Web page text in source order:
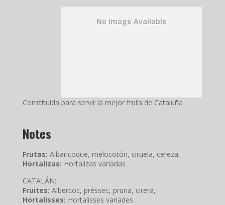
No Image Available
Constituida para servir la mejor fruta de Cataluña
Notes
Frutas: Albaricoque, melocotón, ciruela, cereza,
Hortalizas: Hortalizas variadas
CATALÁN:
Fruites: Albercoc, préssec, pruna, cirera,
Hortalisses: Hortalisses variades